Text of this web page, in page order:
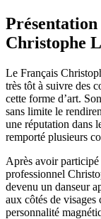
Christophe
Le Français
très tôt à suivre des
cette forme d’art.
sans limite le
une réputation dans
remporté plusieurs
Après avoir participé
professionnel
devenu un danseur
aux côtés de visages
personnalité